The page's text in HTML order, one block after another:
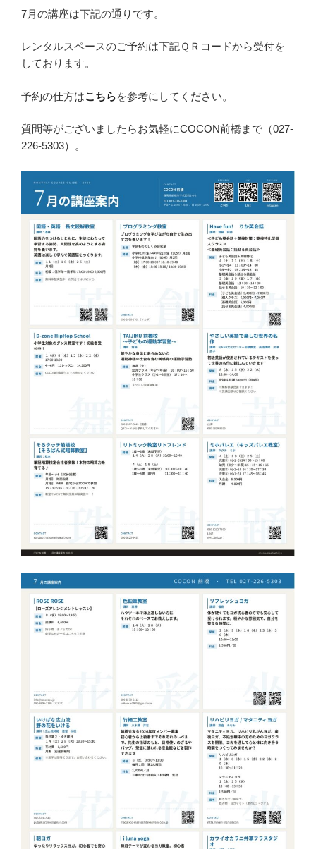
7月の講座は下記の通りです。
レンタルスペースのご予約は下記ＱＲコードから受付を
しております。
予約の仕方はこちらを参考にしてください。
質問等がございましたらお気軽にCOCON前橋まで（027-
226-5303）。